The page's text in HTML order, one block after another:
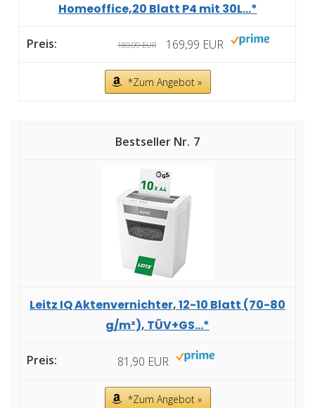
Homeoffice,20 Blatt P4 mit 30L...*
189,99 EUR 169,99 EUR
*Zum Angebot »
7
Leitz IQ Aktenvernichter, 12-10 Blatt (70-80
g/m²), TÜV+GS...*
81,90 EUR
*Zum Angebot »